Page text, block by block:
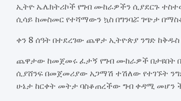
ኢትዮ ኤሌክትሪኮች የግብ ሙከራዎችን ሲያደርጉ
ሲሳይ ከመስመር የተሻማውን ኳስ በግንባሯ ገጭታ
ቀን 8 ሰዓት በተደረገው ጨዋታ ኢትዮጵያ ንግድ ከቅዱስ
ጨዋታው ከመጀመሩ ፈታኝ የግብ ሙከራዎች በታዩበት
ሲያሸንፍ በመጀመሪያው አጋማሽ ተሽለው የተገኙት
ሁኔታ ከርቀት መትታ ባስቆጠረችው ግብ ቀዳሚ መሆን